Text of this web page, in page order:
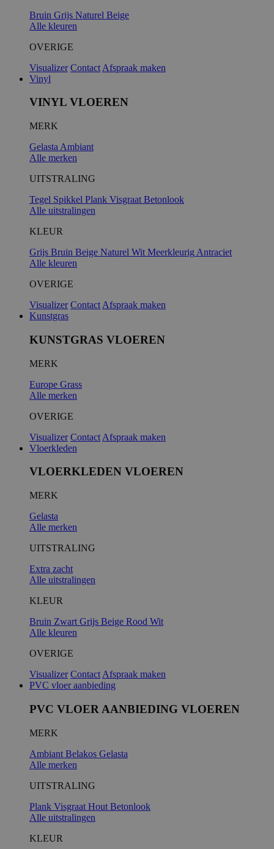
Bruin Grijs Naturel Beige
Alle kleuren
OVERIGE
Visualizer Contact Afspraak maken
Vinyl
VINYL VLOEREN
MERK
Gelasta Ambiant
Alle merken
UITSTRALING
Tegel Spikkel Plank Visgraat Betonlook
Alle uitstralingen
KLEUR
Grijs Bruin Beige Naturel Wit Meerkleurig Antraciet
Alle kleuren
OVERIGE
Visualizer Contact Afspraak maken
Kunstgras
KUNSTGRAS VLOEREN
MERK
Europe Grass
Alle merken
OVERIGE
Visualizer Contact Afspraak maken
Vloerkleden
VLOERKLEDEN VLOEREN
MERK
Gelasta
Alle merken
UITSTRALING
Extra zacht
Alle uitstralingen
KLEUR
Bruin Zwart Grijs Beige Rood Wit
Alle kleuren
OVERIGE
Visualizer Contact Afspraak maken
PVC vloer aanbieding
PVC VLOER AANBIEDING VLOEREN
MERK
Ambiant Belakos Gelasta
Alle merken
UITSTRALING
Plank Visgraat Hout Betonlook
Alle uitstralingen
KLEUR